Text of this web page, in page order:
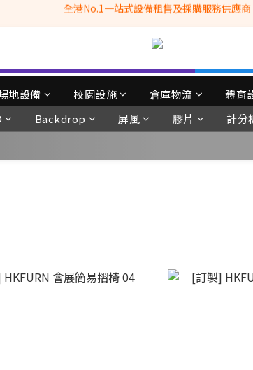
全港No.1一站式設備租售及採購服務供應商
單滿$3500自家專送免運費 (只限網站落單, 不適用於急單,
Whatsapp: 66962838 | 電話: 21153328 | 報價:
全港No.1一站式設備租售及採購服務供應商
地設備 校園設施 倉庫物流 體育
Backdrop 屏風 膠片 計分